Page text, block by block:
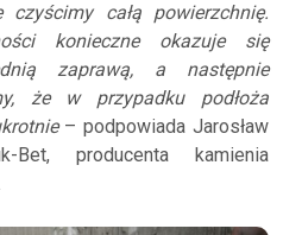
czyścimy całą powierzchnię.
konieczne okazuje się
zaprawą, a następnie
że w przypadku podłoża
– podpowiada Jarosław
producenta kamienia